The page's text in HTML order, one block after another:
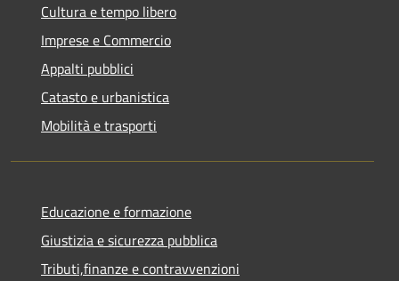
Cultura e tempo libero
Imprese e Commercio
Appalti pubblici
Catasto e urbanistica
Mobilità e trasporti
Educazione e formazione
Giustizia e sicurezza pubblica
Tributi,finanze e contravvenzioni